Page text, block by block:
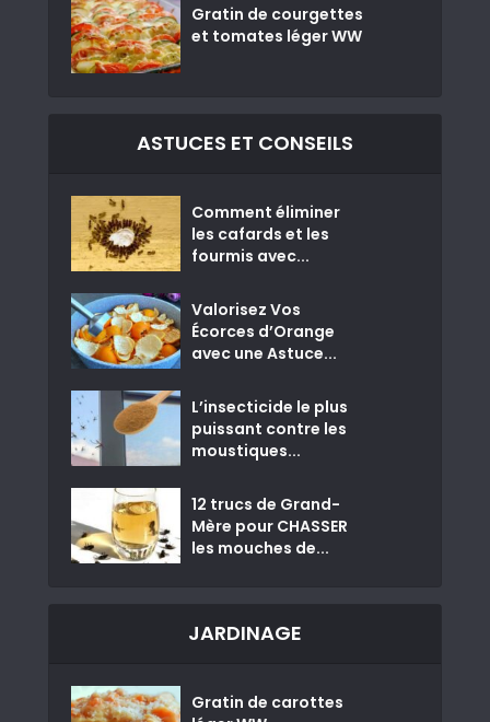
Gratin de courgettes
et tomates léger WW
ASTUCES ET CONSEILS
Comment éliminer
les cafards et les
fourmis avec...
Valorisez Vos
Écorces d’Orange
avec une Astuce...
L’insecticide le plus
puissant contre les
moustiques...
12 trucs de Grand-
Mère pour CHASSER
les mouches de...
JARDINAGE
Gratin de carottes